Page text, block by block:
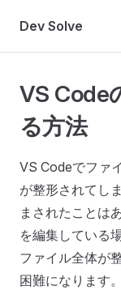
Skip to content
Dev Solve
VS Code
る方法
VS Codeでファ
が整形されてし
まされたことは
を編集している
ファイル全体が
困難になります